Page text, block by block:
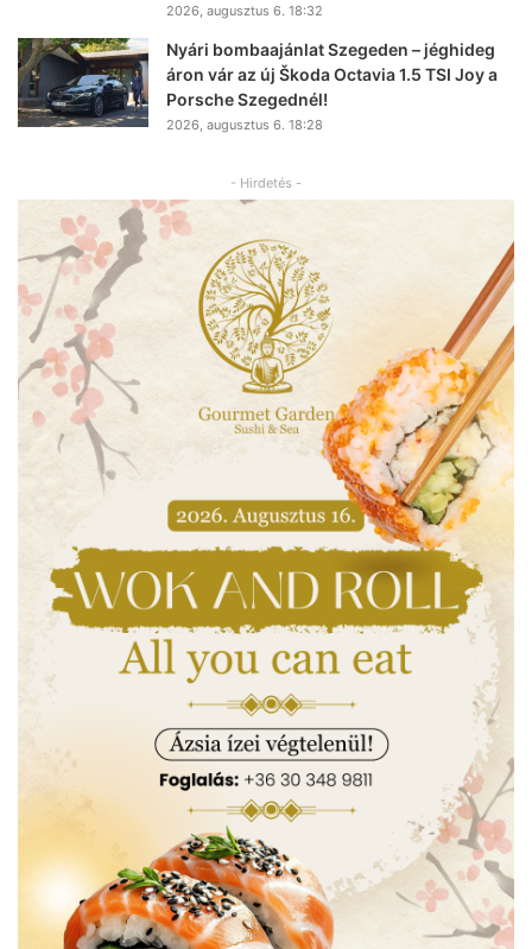
2026, augusztus 6. 18:32
Nyári bombaajánlat Szegeden – jéghideg
áron vár az új Škoda Octavia 1.5 TSI Joy a
Porsche Szegednél!
2026, augusztus 6. 18:28
- Hirdetés -